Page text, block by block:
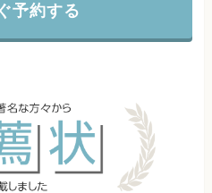
予約する